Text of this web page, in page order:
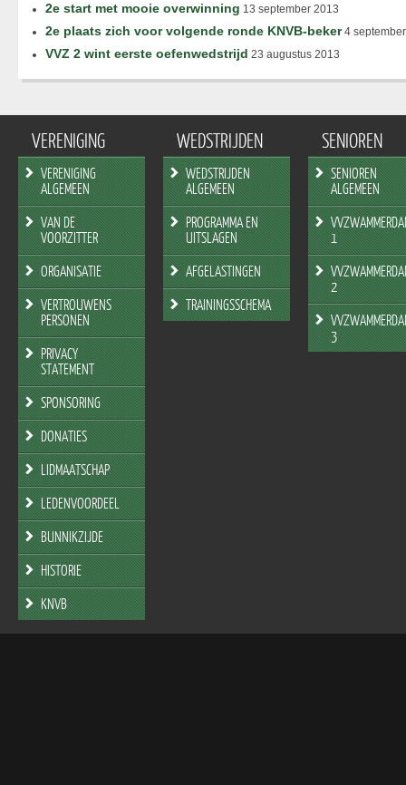
2e start met mooie overwinning 13 september 2013
2e plaats zich voor volgende ronde KNVB-beker4
VVZ 2 wint eerste oefenwedstrijd 23 augustus 2013
VERENIGING
VERENIGING
ALGEMEEN
VAN DE
VOORZITTER
ORGANISATIE
VERTROUWENS
PERSONEN
PRIVACY
STATEMENT
SPONSORING
DONATIES
LIDMAATSCHAP
LEDENVOORDEEL
BUNNIKZIJDE
HISTORIE
KNVB
WEDSTRIJDEN
WEDSTRIJDEN
ALGEMEEN
PROGRAMMA EN
UITSLAGEN
AFGELASTINGEN
TRAININGSSCHEMA
SENIOREN
SENIOREN
ALGEMEEN
1
2
3